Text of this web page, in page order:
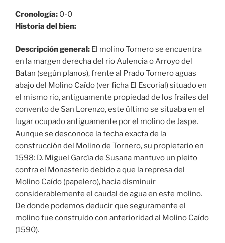
Cronología: 0-0
Historia del bien:
Descripción general: El molino Tornero se encuentra
en la margen derecha del rio Aulencia o Arroyo del
Batan (según planos), frente al Prado Tornero aguas
abajo del Molino Caído (ver ficha El Escorial) situado en
el mismo rio, antiguamente propiedad de los frailes del
convento de San Lorenzo, este último se situaba en el
lugar ocupado antiguamente por el molino de Jaspe.
Aunque se desconoce la fecha exacta de la
construcción del Molino de Tornero, su propietario en
1598: D. Miguel García de Susaña mantuvo un pleito
contra el Monasterio debido a que la represa del
Molino Caído (papelero), hacia disminuir
considerablemente el caudal de agua en este molino.
De donde podemos deducir que seguramente el
molino fue construido con anterioridad al Molino Caído
(1590).